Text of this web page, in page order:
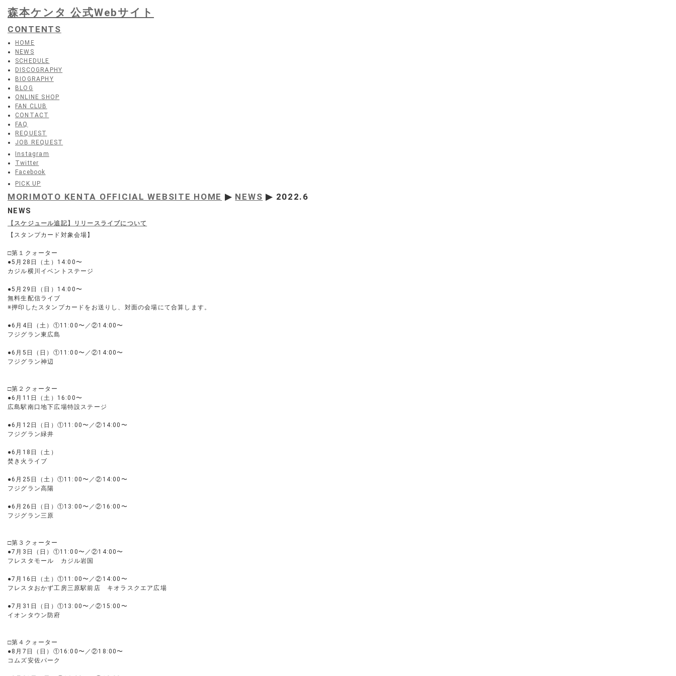
森本ケンタ 公式Webサイト
CONTENTS
HOME
NEWS
SCHEDULE
DISCOGRAPHY
BIOGRAPHY
BLOG
ONLINE SHOP
FAN CLUB
CONTACT
FAQ
REQUEST
JOB REQUEST
Instagram
Twitter
Facebook
PICK UP
MORIMOTO KENTA OFFICIAL WEBSITE HOME ▶ NEWS ▶ 2022.6
NEWS
【スケジュール追記】リリースライブについて
【スタンプカード対象会場】
□第１クォーター
●5月28日（土）14:00〜
カジル横川イベントステージ
●5月29日（日）14:00〜
無料生配信ライブ
※押印したスタンプカードをお送りし、対面の会場にて合算します。
●6月4日（土）①11:00〜／②14:00〜
フジグラン東広島
●6月5日（日）①11:00〜／②14:00〜
フジグラン神辺
□第２クォーター
●6月11日（土）16:00〜
広島駅南口地下広場特設ステージ
●6月12日（日）①11:00〜／②14:00〜
フジグラン緑井
●6月18日（土）
焚き火ライブ
●6月25日（土）①11:00〜／②14:00〜
フジグラン高陽
●6月26日（日）①13:00〜／②16:00〜
フジグラン三原
□第３クォーター
●7月3日（日）①11:00〜／②14:00〜
フレスタモール カジル岩国
●7月16日（土）①11:00〜／②14:00〜
フレスタおかず工房三原駅前店 キオラスクエア広場
●7月31日（日）①13:00〜／②15:00〜
イオンタウン防府
□第４クォーター
●8月7日（日）①16:00〜／②18:00〜
コムズ安佐パーク